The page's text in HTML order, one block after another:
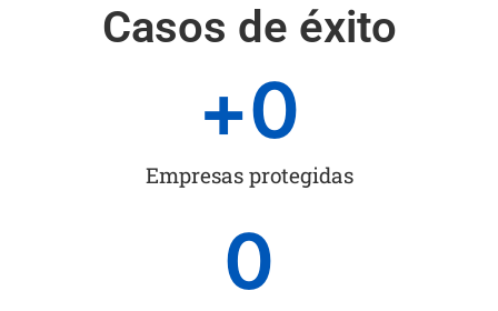
Casos de éxito
Empresas protegidas
+0
0